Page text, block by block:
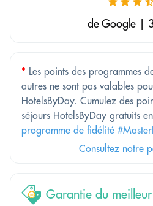
de Google |
* Les points des programmes
autres ne sont pas valables
HotelsByDay. Cumulez des
séjours HotelsByDay gratuits
programme de fidélité
Consultez notre
Garantie du